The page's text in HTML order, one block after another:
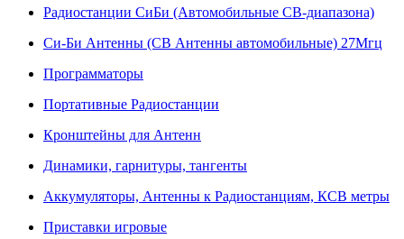
Радиостанции СиБи (Автомобильные СВ-диапазона)
Си-Би Антенны (СВ Антенны автомобильные) 27Мгц
Программаторы
Портативные Радиостанции
Кронштейны для Антенн
Динамики, гарнитуры, тангенты
Аккумуляторы, Антенны к Радиостанциям, КСВ метры
Приставки игровые